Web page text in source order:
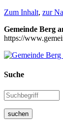
Zum Inhalt, zur
Gemeinde Berg
https://
Suche
suchen